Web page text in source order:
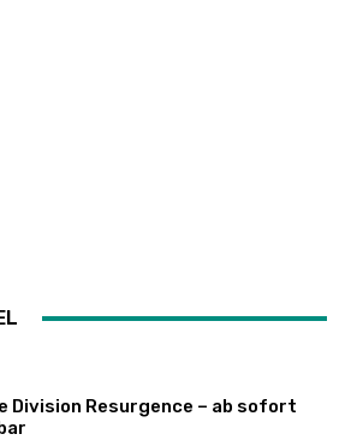
Division Resurgence – ab sofort